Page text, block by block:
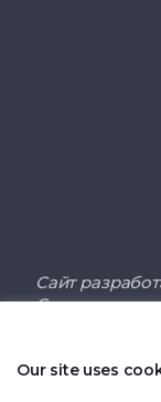
Сайт
Содержание
Our site uses